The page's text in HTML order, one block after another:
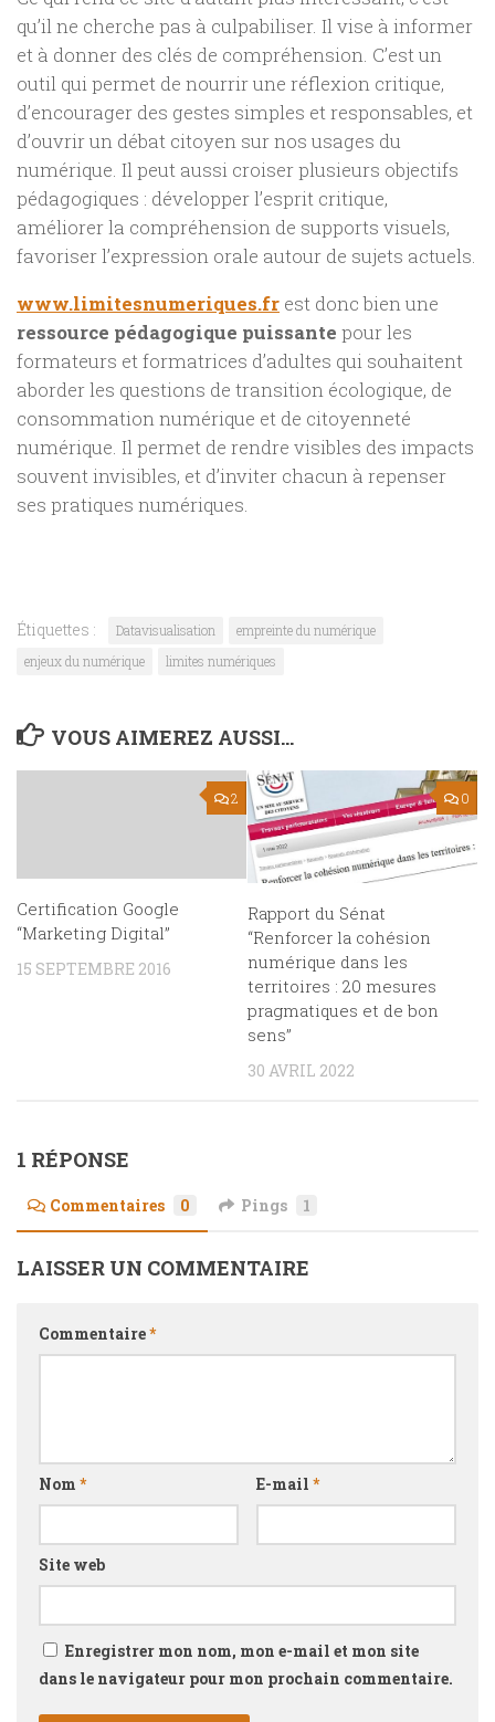
qu’il ne cherche pas à culpabiliser. Il vise à informer
et à donner des clés de compréhension. C’est un
outil qui permet de nourrir une réflexion critique,
d’encourager des gestes simples et responsables, et
d’ouvrir un débat citoyen sur nos usages du
numérique. Il peut aussi croiser plusieurs objectifs
pédagogiques : développer l’esprit critique,
améliorer la compréhension de supports visuels,
favoriser l’expression orale autour de sujets actuels.
www.limitesnumeriques.fr est donc bien une
ressource pédagogique puissante pour les
formateurs et formatrices d’adultes qui souhaitent
aborder les questions de transition écologique, de
consommation numérique et de citoyenneté
numérique. Il permet de rendre visibles des impacts
souvent invisibles, et d’inviter chacun à repenser
ses pratiques numériques.
Étiquettes : Datavisualisation
empreinte du numérique
enjeux du numérique
limites numériques
VOUS AIMEREZ AUSSI...
2
Certification Google
“Marketing Digital”
15 SEPTEMBRE 2016
0
Rapport du Sénat
“Renforcer la cohésion
numérique dans les
territoires : 20 mesures
pragmatiques et de bon
sens”
30 AVRIL 2022
1 RÉPONSE
Commentaires 0 Pings 1
LAISSER UN COMMENTAIRE
Commentaire*
Nom * E-mail *
Site web
Enregistrer mon nom, mon e-mail et mon site
dans le navigateur pour mon prochain commentaire.